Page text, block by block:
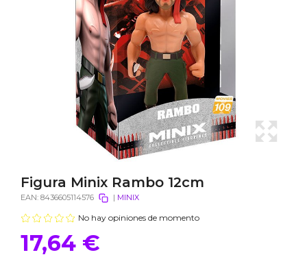
Figura Minix Rambo 12cm
EAN: 8436605114576 | MINIX
No hay opiniones de momento
17,64 €